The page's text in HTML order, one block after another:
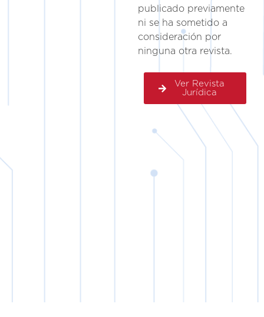
publicado previamente
ni se ha sometido a
consideración por
ninguna otra revista.
Ver Revista
Jurídica